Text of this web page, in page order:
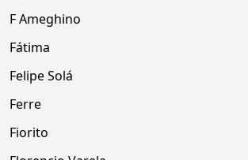
F Ameghino
Fátima
Felipe Solá
Ferre
Fiorito